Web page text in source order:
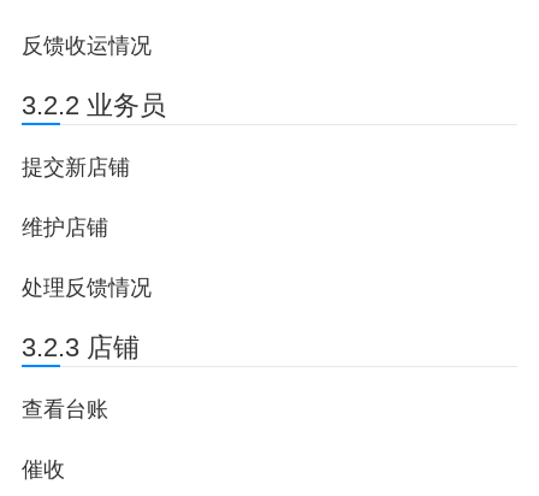
反馈收运情况
3.2.2 业务员
提交新店铺
维护店铺
处理反馈情况
3.2.3 店铺
查看台账
催收